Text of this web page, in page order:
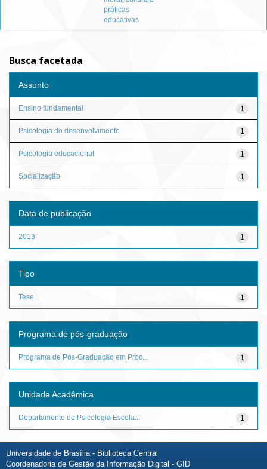
práticas
educativas
Busca facetada
Assunto
1
Ensino fundamental
1
Psicologia do desenvolvimento
1
Psicologia educacional
1
Socialização
Data de publicação
1
2013
Tipo
1
Tese
Programa de pós-graduação
1
Programa de Pós-Graduação em Proc...
Unidade Acadêmica
1
Departamento de Psicologia Escola...
Universidade de Brasília - Biblioteca Central
Coordenadoria de Gestão da Informação Digital - GID